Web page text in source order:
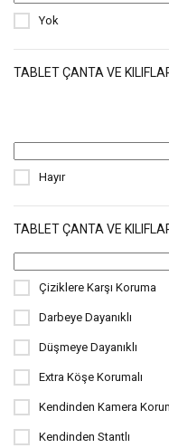
Yok
TABLET ÇANTA VE
Hayır
TABLET ÇANTA VE
Çiziklere Karşı Koruma
Darbeye Dayanıklı
Düşmeye Dayanıklı
Extra Köşe Korumalı
Kendinden Kamera
Kendinden Stantlı